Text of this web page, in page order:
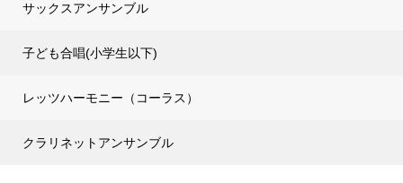
サックスアンサンブル
子ども合唱(小学生以下)
レッツハーモニー（コーラス）
クラリネットアンサンブル